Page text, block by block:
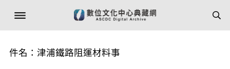
件名：津浦鐵路阻運材料事